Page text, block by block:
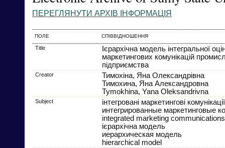
ПЕРЕГЛЯНУТИ АРХІВ ІНФОРМАЦІЯ
ПОЛЕ СПІВВІДНОШЕННЯ
Title
Ієрархічна модель інтегральної
маркетингових комунікацій
підприємства
Creator
Тимохіна, Яна Олександрівна
Тимохина, Яна Александровна
Tymokhina, Yana Oleksandrivna
Subject
інтегровані маркетингові комунікації
интегрированные маркетинговые
integrated marketing communications
ієрархічна модель
иерархическая модель
hierarchical model